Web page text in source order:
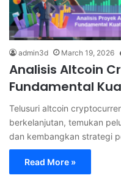
admin3d March 19, 2026
Analisis Altcoin
Fundamental
Telusuri altcoin
berkelanjutan, temukan
dan kembangkan strategi
Read More »